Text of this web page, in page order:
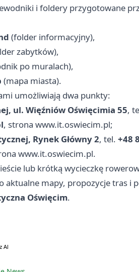
i foldery przygotowane
(folder informacyjny),
zabytków),
po muralach),
(mapa miasta).
umożliwiają dwa punkty:
ul. Więźniów Oświęcimia 55,
, strona www.it.oswiecim.pl;
Rynek Główny 2, tel. +48
www.it.oswiecim.pl.
lub krótką wycieczkę
mapy, propozycje tras i
Oświęcim.